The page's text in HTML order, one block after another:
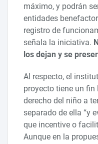
máximo, y podrán
entidades
registro de
señala la iniciativa.
los dejan y se
Al respecto, el
proyecto tiene un fin
derecho del niño a
separado de ella “y
que incentive o
Aunque en la